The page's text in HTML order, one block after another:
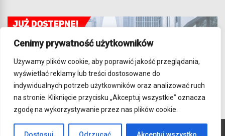
Cenimy prywatność użytkowników
Używamy plików cookie, aby poprawić jakość przeglądania,
wyświetlać reklamy lub treści dostosowane do
indywidualnych potrzeb użytkowników oraz analizować ruch
na stronie. Kliknięcie przycisku „Akceptuj wszystkie” oznacza
zgodę na wykorzystywanie przez nas plików cookie.